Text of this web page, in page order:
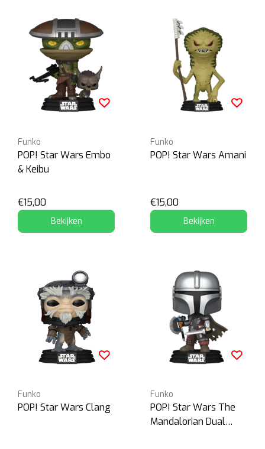
Funko
POP! Star Wars Embo
& Keibu
€15,00
Bekijken
Funko
POP! Star Wars Amani
€15,00
Bekijken
Funko
POP! Star Wars Clang
Funko
POP! Star Wars The
Mandalorian Dual